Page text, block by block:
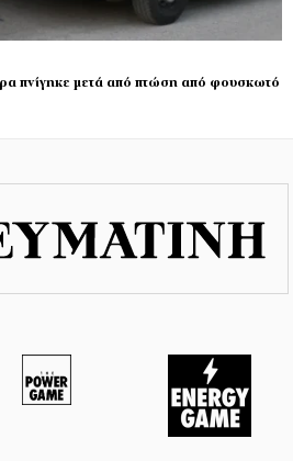
πνίγηκε μετά από πτώση από φουσκωτό